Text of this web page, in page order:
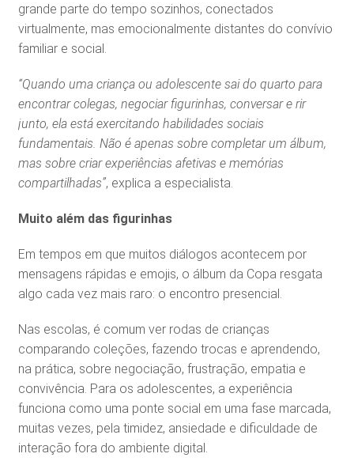
grande parte do tempo sozinhos, conectados
virtualmente, mas emocionalmente distantes do convívio
familiar e social.
“Quando uma criança ou adolescente sai do quarto para
encontrar colegas, negociar figurinhas, conversar e rir
junto, ela está exercitando habilidades sociais
fundamentais. Não é apenas sobre completar um álbum,
mas sobre criar experiências afetivas e memórias
compartilhadas”, explica a especialista.
Muito além das figurinhas
Em tempos em que muitos diálogos acontecem por
mensagens rápidas e emojis, o álbum da Copa resgata
algo cada vez mais raro: o encontro presencial.
Nas escolas, é comum ver rodas de crianças
comparando coleções, fazendo trocas e aprendendo,
na prática, sobre negociação, frustração, empatia e
convivência. Para os adolescentes, a experiência
funciona como uma ponte social em uma fase marcada,
muitas vezes, pela timidez, ansiedade e dificuldade de
interação fora do ambiente digital.